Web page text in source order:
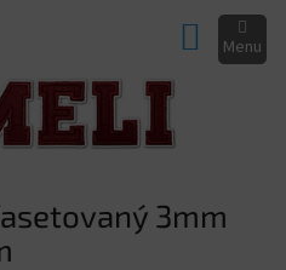
KOŠÍK
3mm